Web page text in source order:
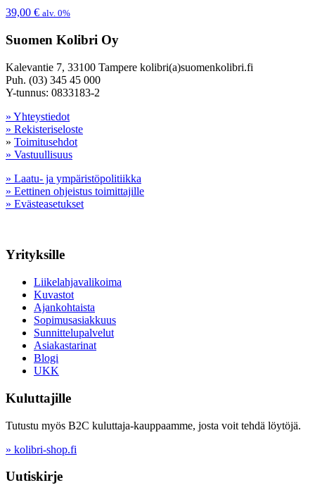
39,00 € alv. 0%
Suomen Kolibri Oy
Kalevantie 7, 33100 Tampere kolibri(a)suomenkolibri.fi
Puh. (03) 345 45 000
Y-tunnus: 0833183-2
» Yhteystiedot
» Rekisteriseloste
» Toimitusehdot
» Vastuullisuus
» Laatu- ja ympäristöpolitiikka
» Eettinen ohjeistus toimittajille
» Evästeasetukset
Yrityksille
Liikelahjavalikoima
Kuvastot
Ajankohtaista
Sopimusasiakkuus
Sunnittelupalvelut
Asiakastarinat
Blogi
UKK
Kuluttajille
Tutustu myös B2C kuluttaja-kauppaamme, josta voit tehdä löytöjä.
» kolibri-shop.fi
Uutiskirje